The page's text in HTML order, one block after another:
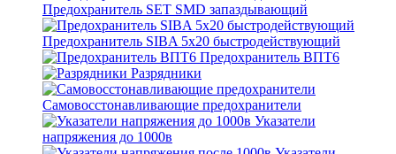
Предохранитель SET SMD запаздывающий
Предохранитель SIBA 5x20 быстродействующий
Предохранитель ВПТ6
Разрядники
Самовосстонавливающие предохранители
Указатели
напряжения до 1000в